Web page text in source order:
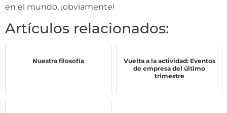
en el mundo, ¡obviamente!
Artículos relacionados:
Nuestra filosofía
Vuelta a la actividad: Eventos
de empresa del último
trimestre